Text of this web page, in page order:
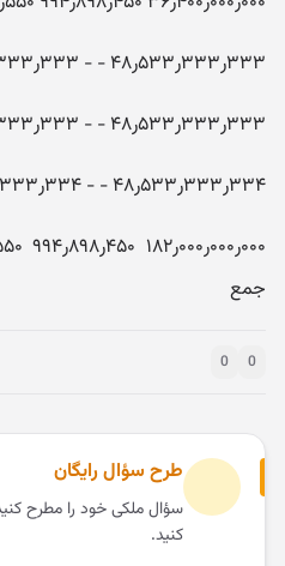
۳۳۳ر۳۳۳ر۵۳۳ر۴۸ - - ۳۳۳ر۳۳۳ر۵۳۳ر۴۸ ۱۳۸۷
۳۳۳ر۳۳۳ر۵۳۳ر۴۸ - - ۳۳۳ر۳۳۳ر۵۳۳ر۴۸ ۱۳۸۸
۳۳۴ر۳۳۳ر۵۳۳ر۴۸ - - ۳۳۴ر۳۳۳ر۵۳۳ر۴۸ ۱۳۸۹
جمع
0
0
طرح سؤال رایگان
سؤال ملکی خود را مطرح
کنید.